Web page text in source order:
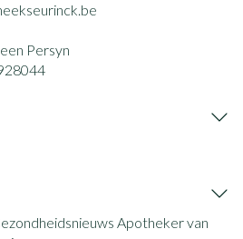
Persyn
Apotheker van